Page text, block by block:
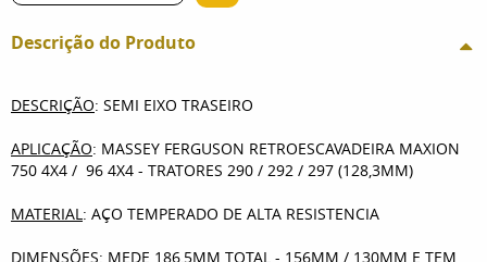
Descrição do Produto
DESCRIÇÃO: SEMI EIXO TRASEIRO
APLICAÇÃO: MASSEY FERGUSON RETROESCAVADEIRA MAXION
750 4X4 / 96 4X4 - TRATORES 290 / 292 / 297 (128,3MM)
MATERIAL : AÇO TEMPERADO DE ALTA RESISTENCIA
DIMENSÕES: MEDE 186,5MM TOTAL - 156MM / 130MM E TEM